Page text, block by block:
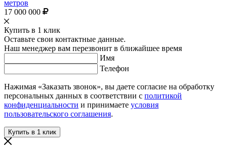
метров
17 000 000
Купить в 1 клик
Оставьте свои контактные данные.
Наш менеджер вам перезвонит в ближайшее время
Имя
Телефон
Нажимая «Заказать звонок», вы даете согласие на обработку
персональных данных в соответствии с политикой
конфиденциальности и принимаете условия
пользовательского соглашения.